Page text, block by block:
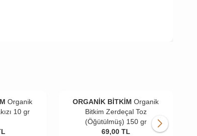
Organik
10 gr
ORGANİK BİTKİM Organik
Bitkim Zerdeçal Toz
(Öğütülmüş) 150 gr
69,00 TL